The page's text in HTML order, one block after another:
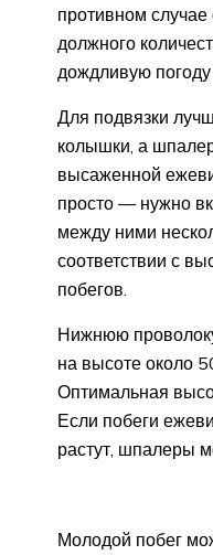
противном случае
должного
дождливую погоду
Для подвязки
колышки, а
высаженной
просто — нужно
между ними
соответствии с
побегов.
Нижнюю
на высоте около
Оптимальная
Если побеги
растут, шпалеры
Молодой побег